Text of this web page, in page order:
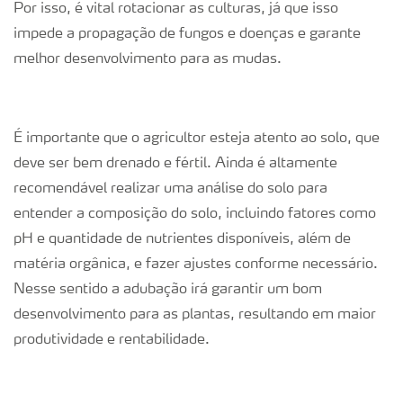
Por isso, é vital rotacionar as culturas, já que isso
impede a propagação de fungos e doenças e garante
melhor desenvolvimento para as mudas.
É importante que o agricultor esteja atento ao solo, que
deve ser bem drenado e fértil. Ainda é altamente
recomendável realizar uma análise do solo para
entender a composição do solo, incluindo fatores como
pH e quantidade de nutrientes disponíveis, além de
matéria orgânica, e fazer ajustes conforme necessário.
Nesse sentido a adubação irá garantir um bom
desenvolvimento para as plantas, resultando em maior
produtividade e rentabilidade.